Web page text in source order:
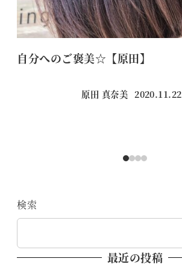
自分へのご褒美☆【原田】
原田 真奈美 投稿日
2020.11.22
検索
最近の投稿